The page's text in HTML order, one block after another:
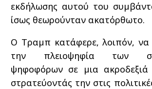
εκδήλωσης αυτού του
ίσως θεωρούνταν ακατόρθωτο.
Ο Τραμπ κατάφερε, λοιπόν, να
την πλειοψηφία των
ψηφοφόρων σε μια ακροδεξιά
στρατεύοντάς την στις